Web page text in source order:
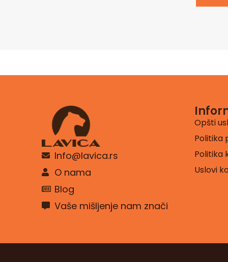
Info@lavica.rs
O nama
Blog
Vaše mišljenje nam znači
Opšti
Politika
Politika
Uslovi